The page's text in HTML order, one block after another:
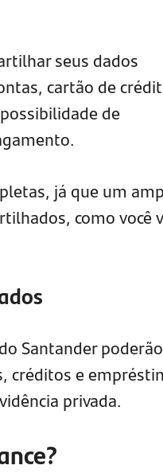
seus dados
cartão de
de
já que um
como você
Santander poderão
créditos e
privada.